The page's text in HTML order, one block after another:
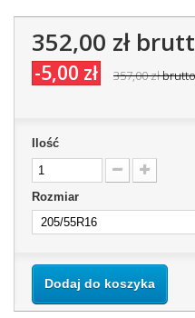
352,00 zł
-5,00 zł 357,00 złbrutto
Ilość
Rozmiar
Dodaj do koszyka